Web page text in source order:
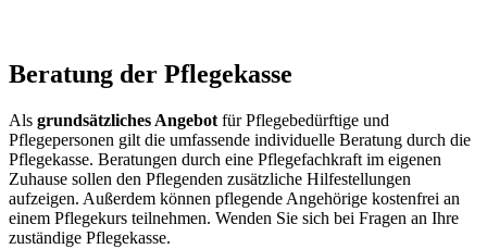
Beratung der Pflegekasse
Als grundsätzliches Angebot für Pflegebedürftige und
Pflegepersonen gilt die umfassende individuelle Beratung durch die
Pflegekasse. Beratungen durch eine Pflegefachkraft im eigenen
Zuhause sollen den Pflegenden zusätzliche Hilfestellungen
aufzeigen. Außerdem können pflegende Angehörige kostenfrei an
einem Pflegekurs teilnehmen. Wenden Sie sich bei Fragen an Ihre
zuständige Pflegekasse.